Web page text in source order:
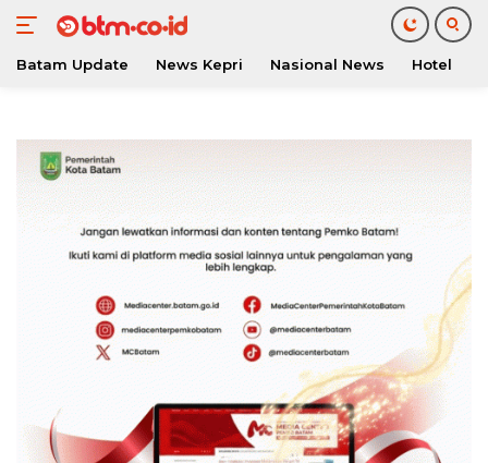
konten
Batam Update News Kepri Nasional News Hotel